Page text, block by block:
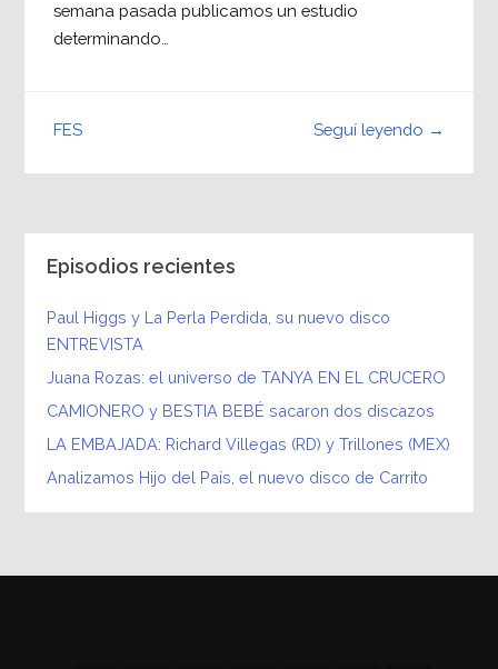
semana pasada publicamos un estudio
determinando…
Seguí leyendo →
FES
Episodios recientes
Paul Higgs y La Perla Perdida, su nuevo disco
ENTREVISTA
Juana Rozas: el universo de TANYA EN EL CRUCERO
CAMIONERO y BESTIA BEBÉ sacaron dos discazos
LA EMBAJADA: Richard Villegas (RD) y Trillones (MEX)
Analizamos Hijo del País, el nuevo disco de Carrito